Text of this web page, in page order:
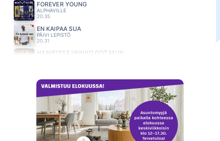
FOREVER YOUNG
ALPHAVILLE
20.35
EN KAIPAA SUA
PÄIVI LEPISTÖ
20.31
HAAVEISSA VAINKO OOT MUN
JENNI VARTIAINEN
20.24
RAKASTETTAVA VAROVASTI
NINA TAPIO
20.20
FRIDA
BEHM
20.17